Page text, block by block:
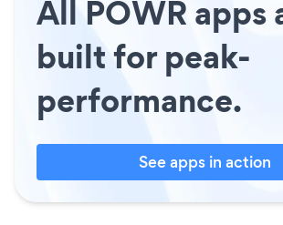
All POWR apps
built for peak-
performance.
See apps in action